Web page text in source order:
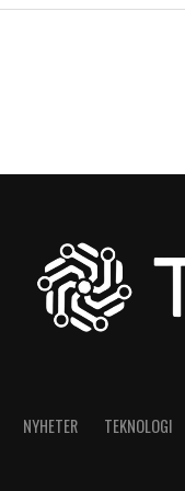
NYHETER TEKNOLOGI